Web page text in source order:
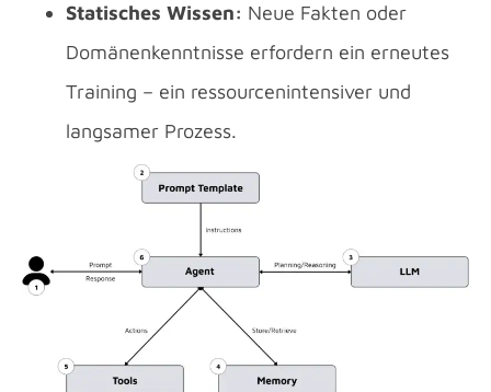
Statisches Wissen: Neue Fakten oder
Domänenkenntnisse erfordern ein erneutes
Training – ein ressourcenintensiver und
langsamer Prozess.